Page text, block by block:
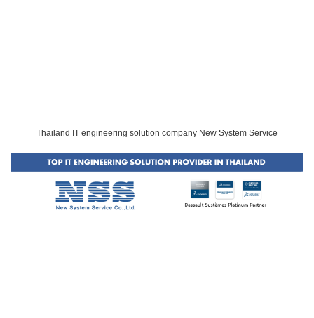
Thailand IT engineering solution company New System Service